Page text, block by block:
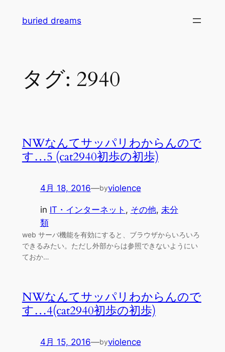
buried dreams
タグ: 2940
NWなんてサッパリわからんので
す…5 (cat2940初歩の初歩)
4月 18, 2016—byviolence
in IT・インターネット , その他, 未分
類
web サーバ機能を有効にすると、ブラウザからいろいろ
できるみたい。ただし外部からは参照できないようにい
ておか…
NWなんてサッパリわからんので
す…4(cat2940初歩の初歩)
4月 15, 2016—byviolence